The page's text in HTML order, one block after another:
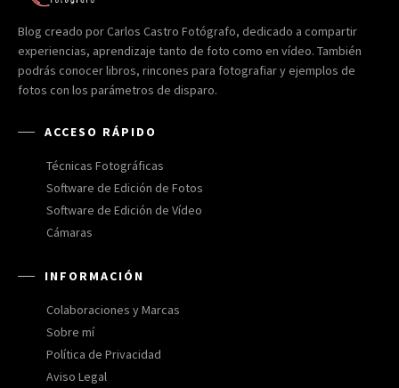
Blog creado por Carlos Castro Fotógrafo, dedicado a compartir
experiencias, aprendizaje tanto de foto como en vídeo. También
podrás conocer libros, rincones para fotografiar y ejemplos de
fotos con los parámetros de disparo.
ACCESO RÁPIDO
Técnicas Fotográficas
Software de Edición de Fotos
Software de Edición de Vídeo
Cámaras
INFORMACIÓN
Colaboraciones y Marcas
Sobre mí
Política de Privacidad
Aviso Legal